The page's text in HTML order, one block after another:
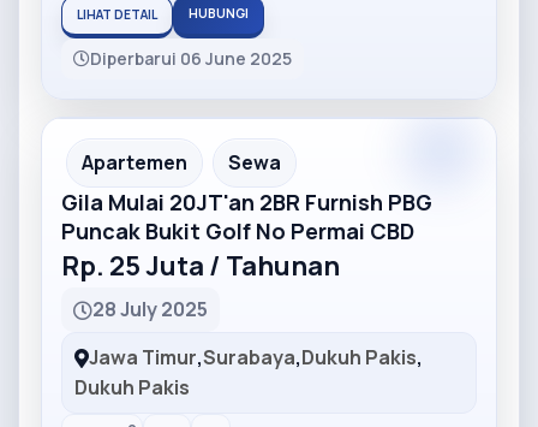
LIHAT DETAIL HUBUNGI
Diperbarui 06 June 2025
Partner Ad
Apartemen Sewa
Gila Mulai 20JT'an 2BR Furnish PBG
Puncak Bukit Golf No Permai CBD
Rp. 25 Juta / Tahunan
28 July 2025
Jawa Timur,Surabaya,Dukuh Pakis,
Dukuh Pakis